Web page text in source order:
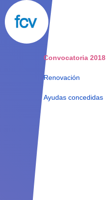
Convocatoria 2018
Renovación
Ayudas concedidas